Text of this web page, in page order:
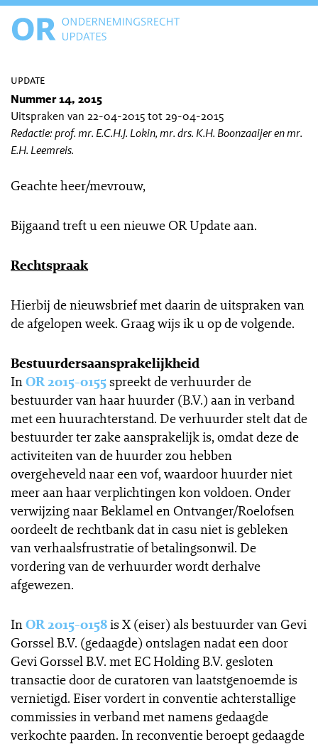
update
Nummer 14, 2015
Uitspraken van 22-04-2015 tot 29-04-2015
Redactie: prof. mr. E.C.H.J. Lokin, mr. drs. K.H. Boonzaaijer en mr.
E.H. Leemreis.
Geachte heer/mevrouw,
Bijgaand treft u een nieuwe OR Update aan.
Rechtspraak
Hierbij de nieuwsbrief met daarin de uitspraken van
de afgelopen week. Graag wijs ik u op de volgende.
Bestuurdersaansprakelijkheid
InOR 2015-0155spreekt de verhuurder de
bestuurder van haar huurder (B.V.) aan in verband
met een huurachterstand. De verhuurder stelt dat de
bestuurder ter zake aansprakelijk is, omdat deze de
activiteiten van de huurder zou hebben
overgeheveld naar een vof, waardoor huurder niet
meer aan haar verplichtingen kon voldoen. Onder
verwijzing naar Beklamel en Ontvanger/Roelofsen
oordeelt de rechtbank dat in casu niet is gebleken
van verhaalsfrustratie of betalingsonwil. De
vordering van de verhuurder wordt derhalve
afgewezen.
InOR 2015-0158is X (eiser) als bestuurder van Gevi
Gorssel B.V. (gedaagde) ontslagen nadat een door
Gevi Gorssel B.V. met EC Holding B.V. gesloten
transactie door de curatoren van laatstgenoemde is
vernietigd. Eiser vordert in conventie achterstallige
commissies in verband met namens gedaagde
verkochte paarden. In reconventie beroept gedaagde